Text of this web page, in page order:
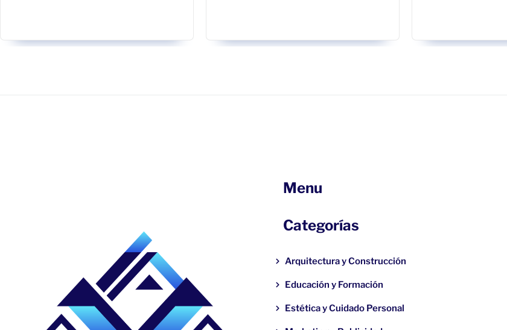
Menu
Categorías
Arquitectura y Construcción
Educación y Formación
Estética y Cuidado Personal